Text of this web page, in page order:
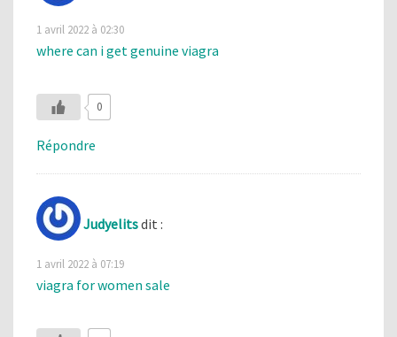
1 avril 2022 à 02:30
where can i get genuine viagra
0
Répondre
Judyelitsdit :
1 avril 2022 à 07:19
viagra for women sale